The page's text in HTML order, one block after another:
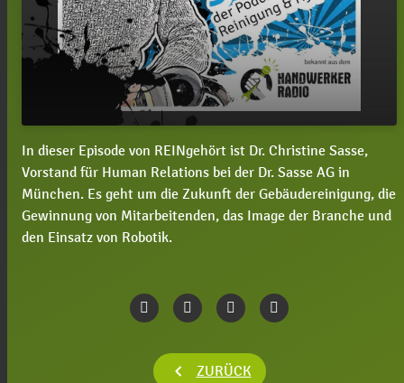
play_arrow #96 REINgehört-Special: Zukunftsforum
Gebäudedienste 2024 - Dr. Christine Sasse
00:00 13:19
In dieser Episode von REINgehört ist Dr. Christine Sasse,
Vorstand für Human Relations bei der Dr. Sasse AG in
München. Es geht um die Zukunft der Gebäudereinigung, die
Gewinnung von Mitarbeitenden, das Image der Branche und
den Einsatz von Robotik.
chevron_left ZURÜCK